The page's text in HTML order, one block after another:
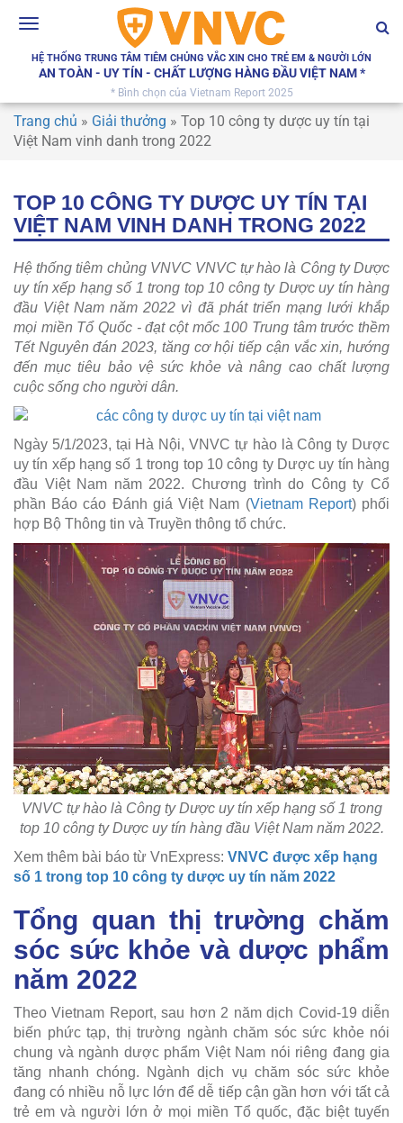
Toggle
HỆ THỐNG TRUNG TÂM TIÊM CHỦNG VẮC XIN CHO TRẺ EM & NGƯỜI LỚN
AN TOÀN - UY TÍN - CHẤT LƯỢNG HÀNG ĐẦU VIỆT NAM *
* Bình chọn của Vietnam Report 2025
Trang chủ » Giải thưởng » Top 10 công ty dược uy tín tại
Việt Nam vinh danh trong 2022
TOP 10 CÔNG TY DƯỢC UY TÍN TẠI
VIỆT NAM VINH DANH TRONG 2022
Hệ thống tiêm chủng VNVC VNVC tự hào là Công ty Dược
uy tín xếp hạng số 1 trong top 10 công ty Dược uy tín hàng
đầu Việt Nam năm 2022 vì đã phát triển mạng lưới khắp
mọi miền Tổ Quốc - đạt cột mốc 100 Trung tâm trước thềm
Tết Nguyên đán 2023, tăng cơ hội tiếp cận vắc xin, hướng
đến mục tiêu bảo vệ sức khỏe và nâng cao chất lượng
cuộc sống cho người dân.
Ngày 5/1/2023, tại Hà Nội, VNVC tự hào là Công ty Dược
uy tín xếp hạng số 1 trong top 10 công ty Dược uy tín hàng
đầu Việt Nam năm 2022. Chương trình do Công ty Cổ
phần Báo cáo Đánh giá Việt Nam (Vietnam Report) phối
hợp Bộ Thông tin và Truyền thông tổ chức.
VNVC tự hào là Công ty Dược uy tín xếp hạng số 1 trong
top 10 công ty Dược uy tín hàng đầu Việt Nam năm 2022.
Xem thêm bài báo từ VnExpress: VNVC được xếp hạng
số 1 trong top 10 công ty dược uy tín năm 2022
Tổng quan thị trường chăm
sóc sức khỏe và dược phẩm
năm 2022
Theo Vietnam Report, sau hơn 2 năm dịch Covid-19 diễn
biến phức tạp, thị trường ngành chăm sóc sức khỏe nói
chung và ngành dược phẩm Việt Nam nói riêng đang gia
tăng nhanh chóng. Ngành dịch vụ chăm sóc sức khỏe
đang có nhiều nỗ lực lớn để dễ tiếp cận gần hơn với tất cả
trẻ em và người lớn ở mọi miền Tổ quốc, đặc biệt tuyến